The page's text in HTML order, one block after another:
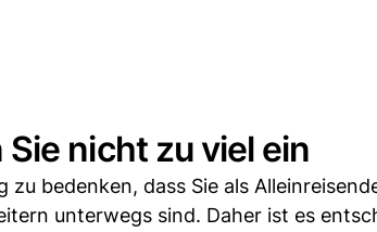
Sie nicht zu viel ein
zu bedenken, dass Sie als
unterwegs sind. Daher ist es